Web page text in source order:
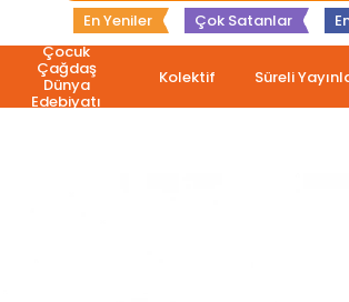
En Yeniler Çok Satanlar
Çocuk
Çağdaş
Dünya
Edebiyatı
Kolektif Süreli